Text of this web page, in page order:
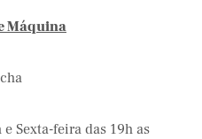
Máquina
Sexta-feira das 19h as